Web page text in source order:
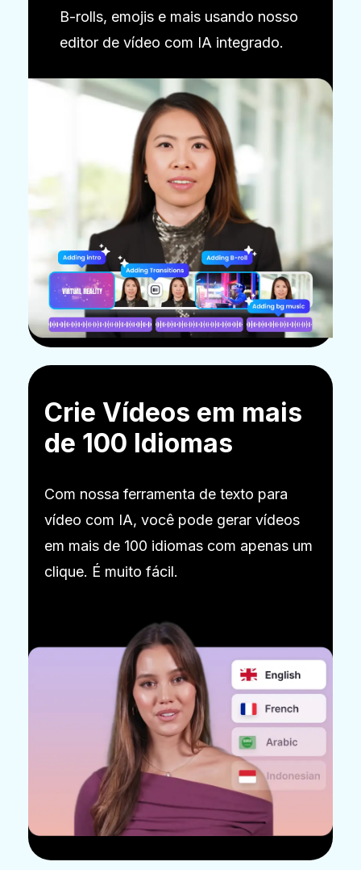
B-rolls, emojis e mais usando nosso
editor de vídeo com IA integrado.
Crie Vídeos em mais
de 100 Idiomas
Com nossa ferramenta de texto para
vídeo com IA, você pode gerar vídeos
em mais de 100 idiomas com apenas um
clique. É muito fácil.